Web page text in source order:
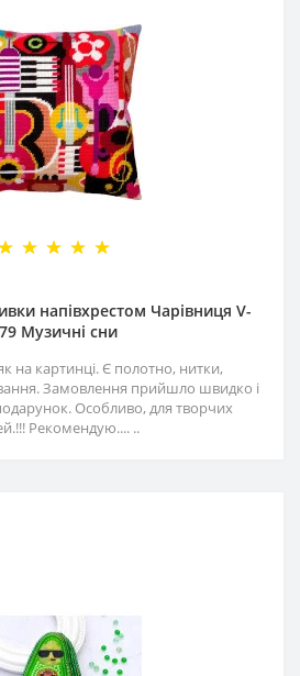
напівхрестом Чарівниця V-
Музичні сни
на картинці. Є полотно, нитки,
Замовлення прийшло швидко і
Особливо, для творчих
Рекомендую.... ..